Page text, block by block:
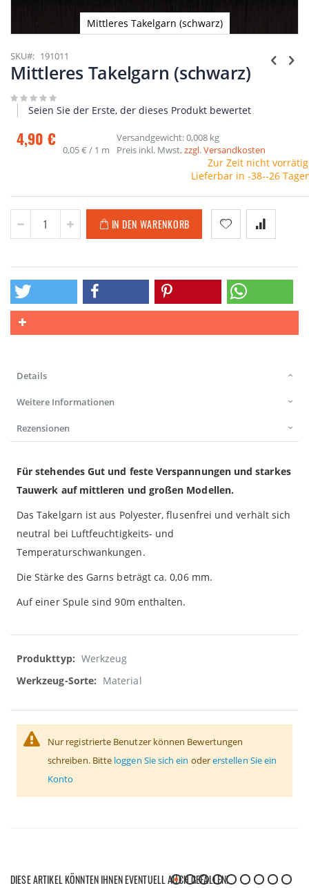
Mittleres Takelgarn (schwarz)
Anfang
der
Bildgalerie
SKU 191011
Mittleres Takelgarn (schwarz)
Seien Sie der Erste, der dieses Produkt bewertet
4,90 €
0,05 € / 1 m
Versandgewicht: 0,008 kg
Preis inkl. Mwst,zzgl. Versandkosten
Zur Zeit nicht
Lieferbar in -38--26
IN DEN WARENKORB
Details
Weitere Informationen
Rezensionen
Für stehendes Gut und feste Verspannungen und starkes
Tauwerk auf mittleren und großen Modellen.
Das Takelgarn ist aus Polyester, flusenfrei und verhält sich
neutral bei Luftfeuchtigkeits- und
Temperaturschwankungen.
Die Stärke des Garns beträgt ca. 0,06 mm.
Auf einer Spule sind 90m enthalten.
Weitere
Informationen
Werkzeug
Material
Nur registrierte Benutzer können Bewertungen
schreiben. Bitte loggen Sie sich ein odererstellen Sie ein
Konto
DIESE ARTIKEL KÖNNTEN IHNEN EVENTUELL AUCH GEFALLEN!